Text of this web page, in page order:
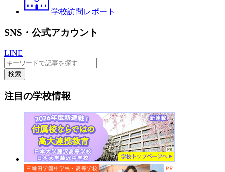
学校訪問レポート
SNS・公式アカウント
LINE
検索
注目の学校情報